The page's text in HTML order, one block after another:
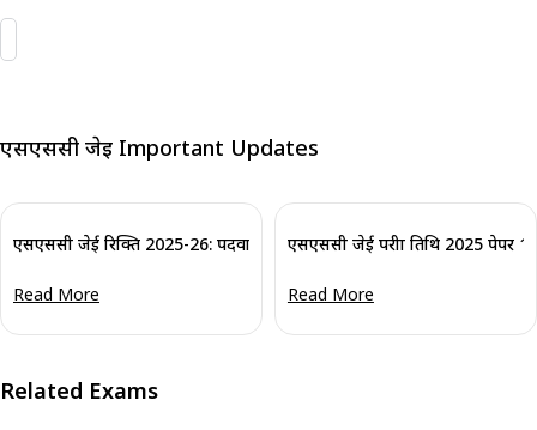
एसएससी जेई Important Updates
एसएससी जेई रिक्ति 2025-26: पदवार एसएससी कनिष्ठ अभियंता रिक्ति देखें
Read More
एसएससी जेई परीक्षा तिथि 2025 पेपर 1
Read More
Related Exams